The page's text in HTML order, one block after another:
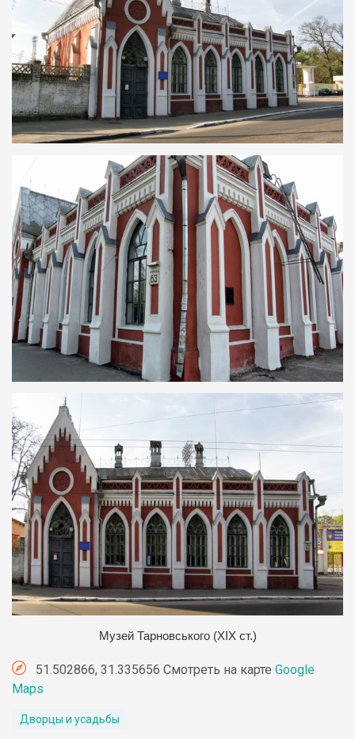
Музей Тарновського (ХІХ ст.)
51.502866, 31.335656 Смотреть на карте Google
Maps
Дворцы и усадьбы